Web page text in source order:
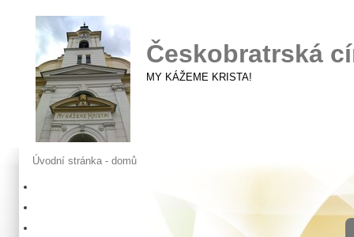
Českobratrská
MY KÁŽEME KRISTA!
Úvodní stránka - domů